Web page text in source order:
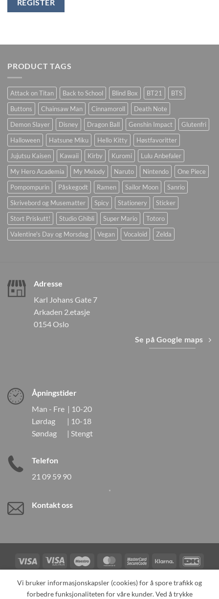
REGISTER
PRODUCT TAGS
Attack on Titan Back to School Blind Box BT21
BTS
Buttons
Chainsaw Man Cinnamoroll
Death Note
Demon Slayer
Disney Dragon Ball Genshin Impact
Glutenfri
Halloween
Hatsune Miku Hello Kitty
Høstfavoritter
Jujutsu Kaisen
Kawaii Kirby Kuromi
Lulu Anbefaler
My Hero Academia
My Melody Naruto Nintendo
One Piece
Pompompurin
Påskegodt Ramen Sailor Moon
Sanrio
Skrivebord og Musematter
Spicy Stationery
Sticker
Stort Priskutt!
Studio Ghibli Super Mario
Totoro
Valentine's Day og Morsdag
Vegan Vocaloid Zelda
Adresse
Karl Johans Gate 7
Arkaden 2.etasje
0154 Oslo
Se på Google maps
Åpningstider
Man - Fre | 10-20
Lørdag | 10-18
Søndag | Stengt
Telefon
21 09 59 90
Kontakt oss
Visa
Visa
Electron
Maestro MasterCardMasterCard
2
Klarna
Card
TILBAKEKALLINGER KONTAKT OSS OM OSS
Vi bruker informasjonskapsler (cookies) for å spore trafikk og
forbedre funksjonaliteten for våre kunder. Ved å trykke